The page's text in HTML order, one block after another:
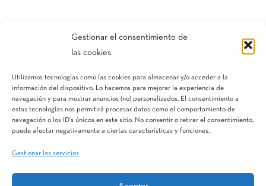
Gestionar el consentimiento de
las cookies
Utilizamos tecnologías como las cookies para almacenar y/o acceder a la
información del dispositivo. Lo hacemos para mejorar la experiencia de
navegación y para mostrar anuncios (no) personalizados. El consentimiento a
estas tecnologías nos permitirá procesar datos como el comportamiento de
navegación o los ID's únicos en este sitio. No consentir o retirar el consentimiento,
puede afectar negativamente a ciertas características y funciones.
Gestionar los servicios